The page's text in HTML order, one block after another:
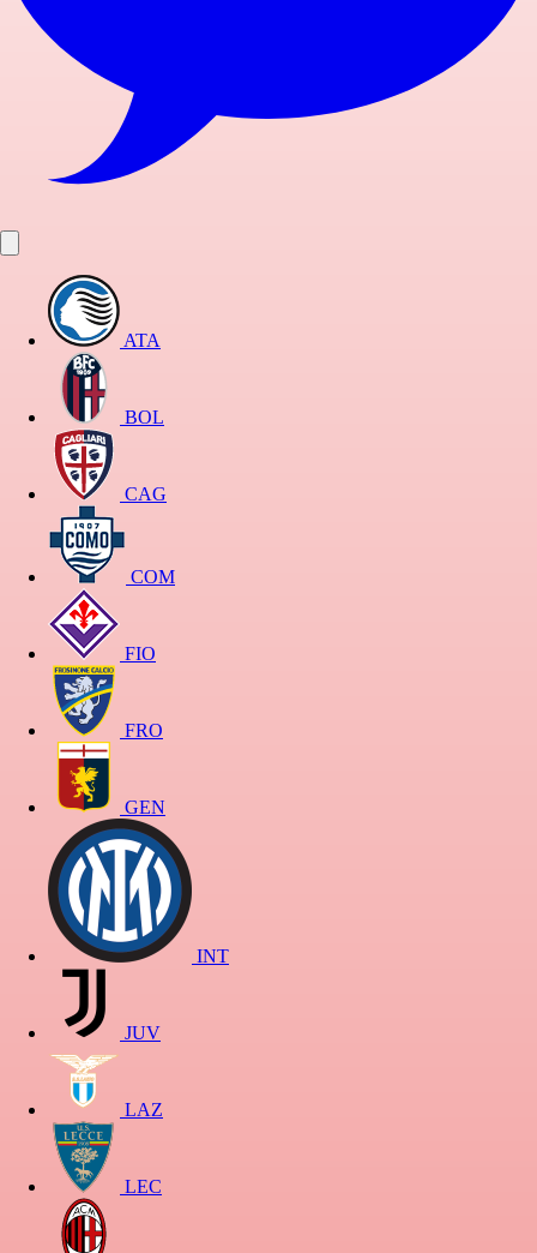
ATA
BOL
CAG
COM
FIO
FRO
GEN
INT
JUV
LAZ
LEC